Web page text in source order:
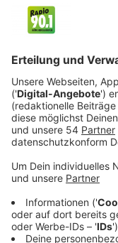
Wunden aufreißt.
Veröffentlicht:
Anzeige
Kurz darauf erhält
Frau, die um ihr
Verônica stürzt
Vergangenheit
Verbindung zu
von einem